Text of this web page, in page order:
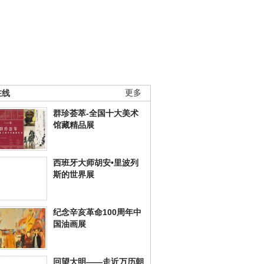
更多
线
群珍荟萃-全国十大美术
馆藏精品展
西班牙大师胡安•里波列
斯的世界展
纪念辛亥革命100周年中
国油画展
回望大明——走近万历朝